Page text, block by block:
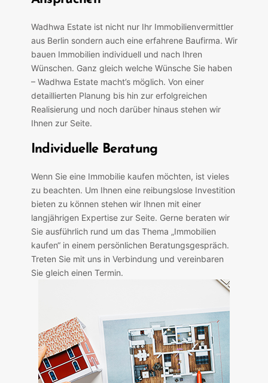
Wadhwa Estate ist nicht nur Ihr Immobilienvermittler
aus Berlin sondern auch eine erfahrene Baufirma. Wir
bauen Immobilien individuell und nach Ihren
Wünschen. Ganz gleich welche Wünsche Sie haben
– Wadhwa Estate macht’s möglich. Von einer
detaillierten Planung bis hin zur erfolgreichen
Realisierung und noch darüber hinaus stehen wir
Ihnen zur Seite.
Individuelle Beratung
Wenn Sie eine Immobilie kaufen möchten, ist vieles
zu beachten. Um Ihnen eine reibungslose Investition
bieten zu können stehen wir Ihnen mit einer
langjährigen Expertise zur Seite. Gerne beraten wir
Sie ausführlich rund um das Thema „Immobilien
kaufen“ in einem persönlichen Beratungsgespräch.
Treten Sie mit uns in Verbindung und vereinbaren
Sie gleich einen Termin.